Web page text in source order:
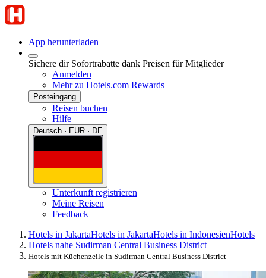
App herunterladen
Sichere dir Sofortrabatte dank Preisen für Mitglieder
Anmelden
Mehr zu Hotels.com Rewards
Posteingang
Reisen buchen
Hilfe
Deutsch · EUR · DE
Unterkunft registrieren
Meine Reisen
Feedback
Hotels in JakartaHotels in JakartaHotels in IndonesienHotels
Hotels nahe Sudirman Central Business District
Hotels mit Küchenzeile in Sudirman Central Business District